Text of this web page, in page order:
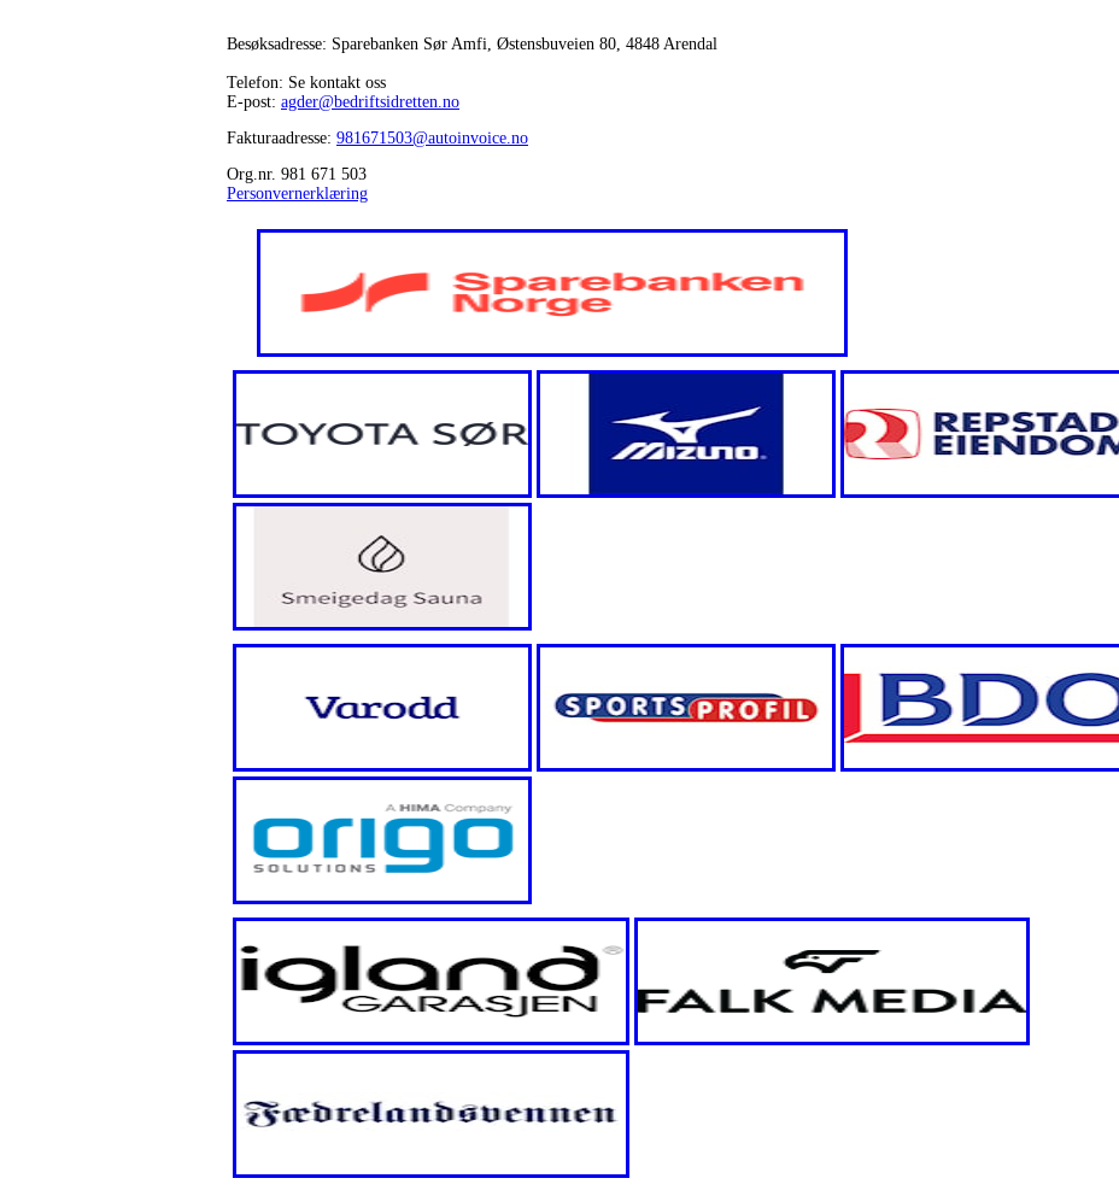
Besøksadresse: Sparebanken Sør Amfi, Østensbuveien 80, 4848 Arendal
Telefon: Se kontakt oss
E-post: agder@bedriftsidretten.no
Fakturaadresse: 981671503@autoinvoice.no
Org.nr. 981 671 503
Personvernerklæring